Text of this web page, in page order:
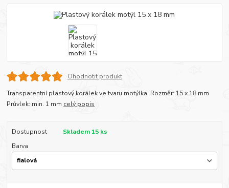
Ohodnotit produkt
Transparentní plastový korálek ve tvaru motýlka. Rozměr: 15 x 18 mm
Průvlek: min. 1 mm celý popis
Dostupnost
Skladem 15 ks
Barva